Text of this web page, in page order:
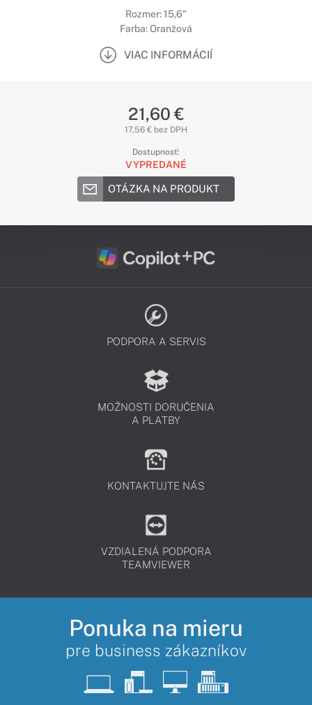
Rozmer: 15,6"
Farba: Oranžová
VIAC INFORMÁCIÍ
21,60 €
17,56 € bez DPH
Dostupnosť:
VYPREDANÉ
OTÁZKA NA PRODUKT
PODPORA A SERVIS
MOŽNOSTI DORUČENIA
A PLATBY
KONTAKTUJTE NÁS
VZDIALENÁ PODPORA
TEAMVIEWER
Ponuka na mieru
pre business zákazníkov